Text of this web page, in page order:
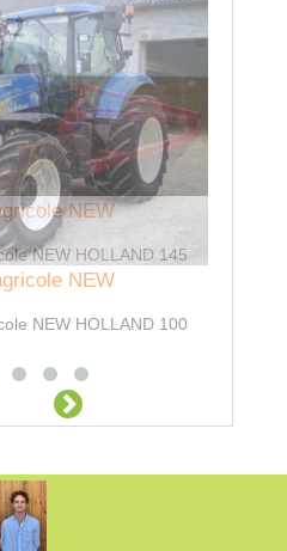
NEW
NEW HOLLAND 100
NEW
NEW HOLLAND 145